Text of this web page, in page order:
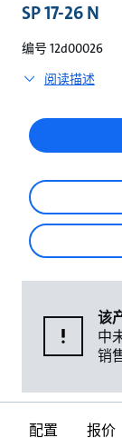
SP 17-26 N
编号 12d00026
阅读描述
该
中
销
配置 报价